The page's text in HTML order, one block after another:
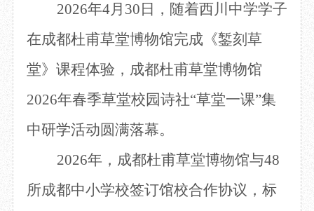
请
文创 杜甫草堂文创馆
数字文创
IP授权
草堂艺术中心
文创咨询
景点 正门
诗史堂
少陵草堂碑亭
唐代遗址
2026年4月30日，随着西川中学学子
在成都杜甫草堂博物馆完成《錾刻草
堂》课程体验，成都杜甫草堂博物馆
2026年春季草堂校园诗社“草堂一课”集
中研学活动圆满落幕。
2026年，成都杜甫草堂博物馆与48
所成都中小学校签订馆校合作协议，标